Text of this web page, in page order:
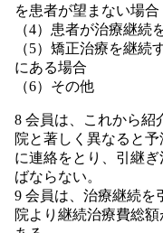
を患者が望まない場合
（4）患者が治療継続
（5）矯正治療を継続
にある場合
（6）その他
8 会員は、これから紹
院と著しく異なると
に連絡をとり、引継
ばならない。
9 会員は、治療継続を
院より継続治療費総